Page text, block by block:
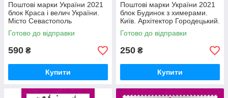
Поштові марки України 2021
блок Краса і велич України.
Місто Севастополь
Готово до відправки
590 ₴
Купити
Поштові марки України 2021
блок Будинок з химерами.
Київ. Архітектор Городецький.
Готово до відправки
250 ₴
Купити